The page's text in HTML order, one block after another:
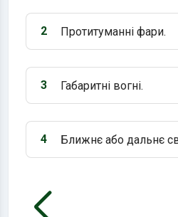
Варіант 2:
2 Протитуманні фари.
Варіант 3:
3 Габаритні вогні.
Варіант 4:
4 Ближнє або дальнє